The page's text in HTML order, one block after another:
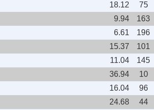
18.12
75
9.94
163
6.61
196
15.37
101
11.04
145
36.94
10
16.04
96
24.68
44